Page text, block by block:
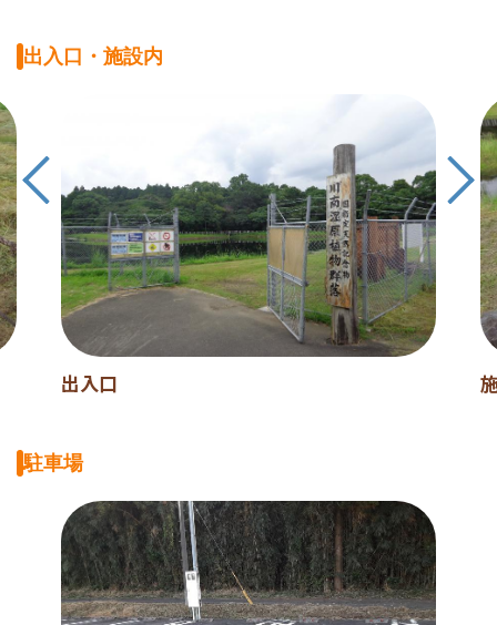
出入口・施設内
出入口
駐車場